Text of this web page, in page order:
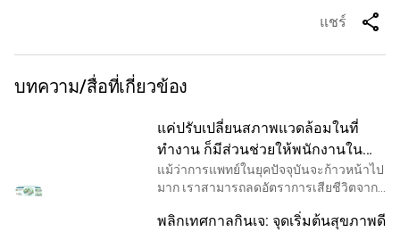
แชร์ share
บทความ/สื่อที่เกี่ยวข้อง
แค่ปรับเปลี่ยนสภาพแวดล้อมในที่
ทำงาน ก็มีส่วนช่วยให้พนักงานใน
องค์กรสุขภาพดีขึ้นได้
แม้ว่าการแพทย์ในยุคปัจจุบันจะก้าวหน้าไป
มาก เราสามารถลดอัตราการเสียชีวิตจาก
เพียง 1 ทศวรรษก่อนหน้านี้ อย่างไรก็ดี สิ่งห
พลิกเทศกาลกินเจ: จุดเริ่มต้นสุขภาพดี